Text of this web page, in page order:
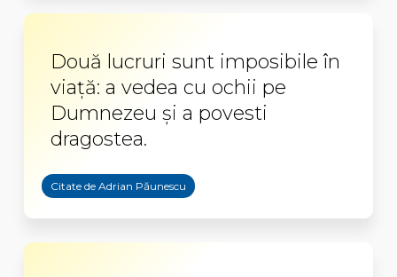
Două lucruri sunt imposibile în
viață: a vedea cu ochii pe
Dumnezeu și a povesti
dragostea.
Citate de Adrian Păunescu